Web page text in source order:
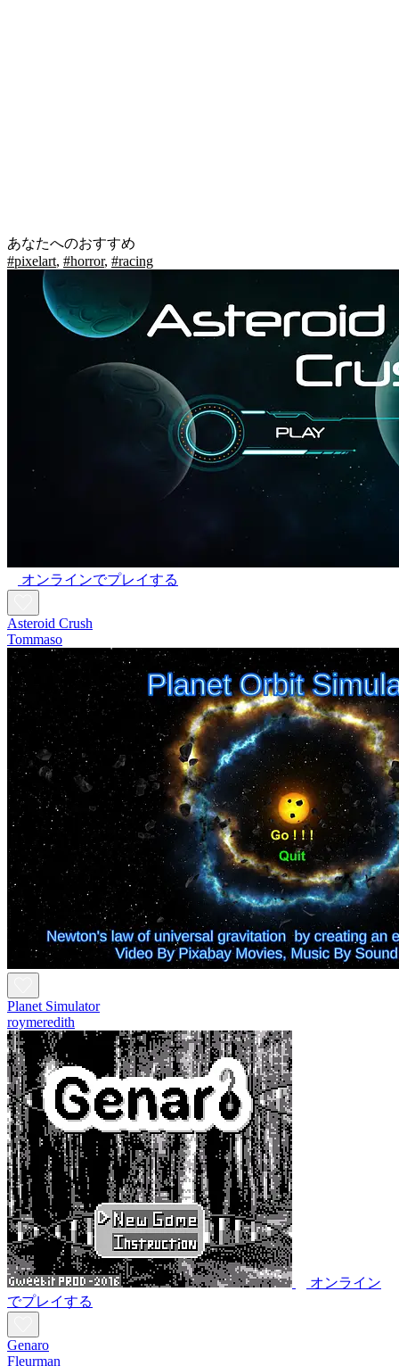
あなたへのおすすめ
#pixelart, #horror, #racing
オンラインでプレイする
Asteroid Crush
Tommaso
Planet Simulator
roymeredith
オンライン
でプレイする
Genaro
Fleurman